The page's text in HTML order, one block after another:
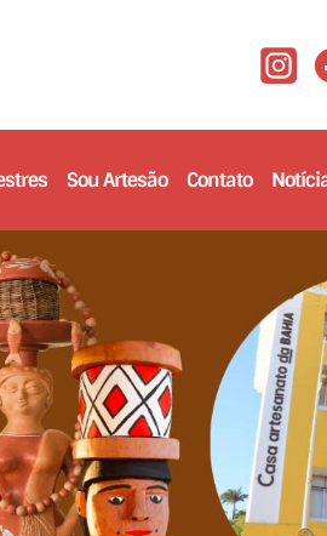
Sou Artesão
Feiras
Qualificação
Contato